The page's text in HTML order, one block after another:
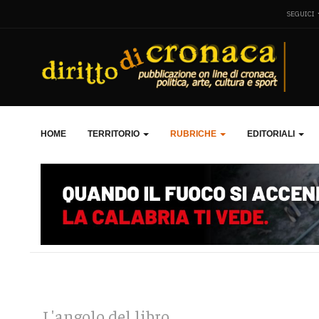
SEGUICI
HOME TERRITORIO RUBRICHE EDITORIALI